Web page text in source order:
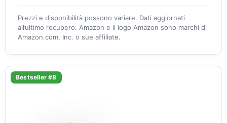
Prezzi e disponibilità possono variare. Dati aggiornati
all’ultimo recupero. Amazon e il logo Amazon sono marchi di
Amazon.com, Inc. o sue affiliate.
Bestseller #8